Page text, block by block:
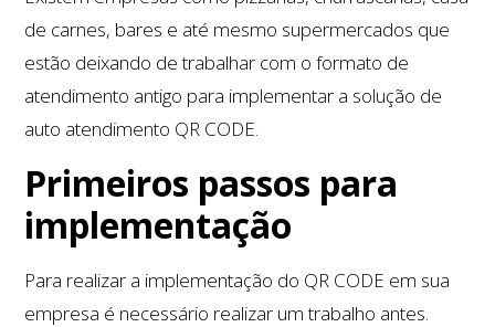
de carnes, bares e até mesmo supermercados que
estão deixando de trabalhar com o formato de
atendimento antigo para implementar a solução de
auto atendimento QR CODE.
Primeiros passos para
implementação
Para realizar a implementação do QR CODE em sua
empresa é necessário realizar um trabalho antes.